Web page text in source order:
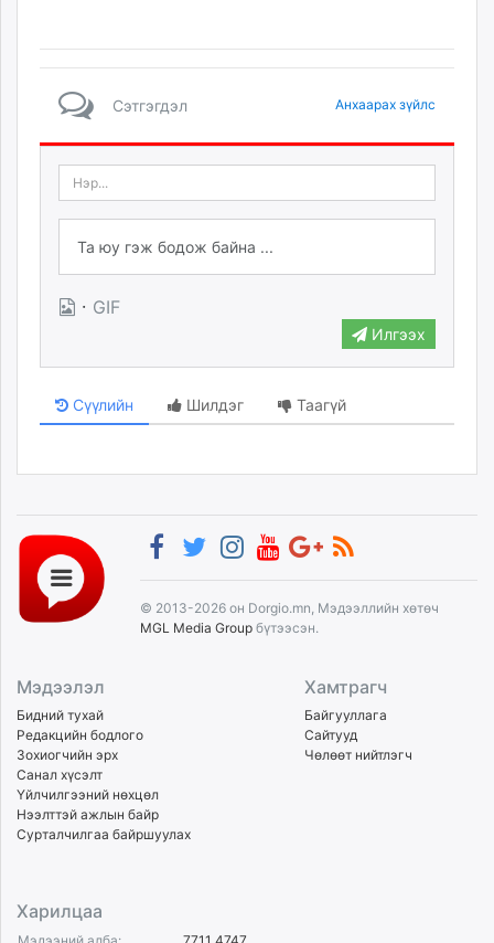
Сэтгэгдэл Анхаарах зүйлс
· GIF
Илгээх
Сүүлийн Шилдэг Таагүй
© 2013-2026 он Dorgio.mn, Мэдээллийн хөтөч
MGL Media Group бүтээсэн.
Мэдээлэл
Бидний тухай
Редакцийн бодлого
Зохиогчийн эрх
Санал хүсэлт
Үйлчилгээний нөхцөл
Нээлттэй ажлын байр
Сурталчилгаа байршуулах
Хамтрагч
Байгууллага
Сайтууд
Чөлөөт нийтлэгч
Харилцаа